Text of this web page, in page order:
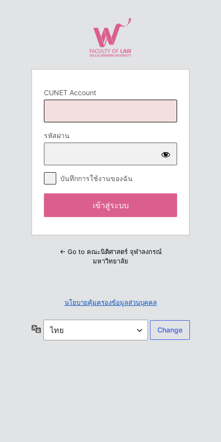
CUNET Account
รหัสผ่าน
บันทึกการใช้งานของฉัน
← Go to คณะนิติศาสตร์ จุฬาลงกรณ์
มหาวิทยาลัย
นโยบายคุ้มครองข้อมูลส่วนบุคคล
ภาษา